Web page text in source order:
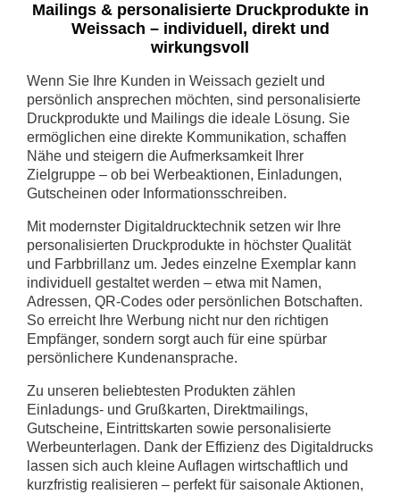
Mailings & personalisierte Druckprodukte in
Weissach – individuell, direkt und
wirkungsvoll
Wenn Sie Ihre Kunden in Weissach gezielt und
persönlich ansprechen möchten, sind personalisierte
Druckprodukte und Mailings die ideale Lösung. Sie
ermöglichen eine direkte Kommunikation, schaffen
Nähe und steigern die Aufmerksamkeit Ihrer
Zielgruppe – ob bei Werbeaktionen, Einladungen,
Gutscheinen oder Informationsschreiben.
Mit modernster Digitaldrucktechnik setzen wir Ihre
personalisierten Druckprodukte in höchster Qualität
und Farbbrillanz um. Jedes einzelne Exemplar kann
individuell gestaltet werden – etwa mit Namen,
Adressen, QR-Codes oder persönlichen Botschaften.
So erreicht Ihre Werbung nicht nur den richtigen
Empfänger, sondern sorgt auch für eine spürbar
persönlichere Kundenansprache.
Zu unseren beliebtesten Produkten zählen
Einladungs- und Grußkarten, Direktmailings,
Gutscheine, Eintrittskarten sowie personalisierte
Werbeunterlagen. Dank der Effizienz des Digitaldrucks
lassen sich auch kleine Auflagen wirtschaftlich und
kurzfristig realisieren – perfekt für saisonale Aktionen,